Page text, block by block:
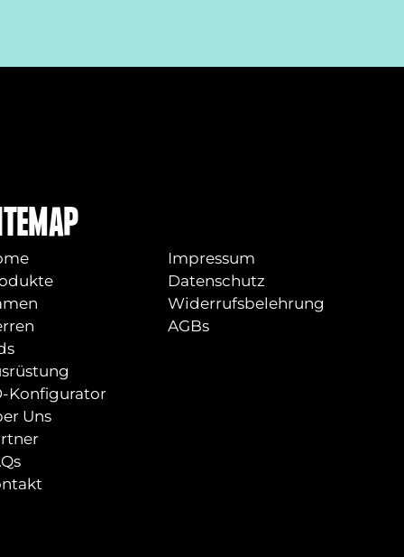
Konfigurator
Uns
Impressum
Datenschutz
Widerrufsbelehrung
AGBs